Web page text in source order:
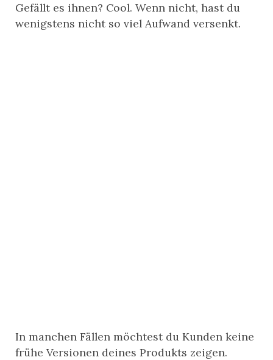
Gefällt es ihnen? Cool. Wenn nicht, hast du
wenigstens nicht so viel Aufwand versenkt.
In manchen Fällen möchtest du Kunden keine
frühe Versionen deines Produkts zeigen.